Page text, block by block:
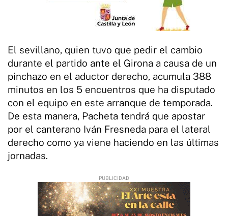
El sevillano, quien tuvo que pedir el cambio
durante el partido ante el Girona a causa de un
pinchazo en el aductor derecho, acumula 388
minutos en los 5 encuentros que ha disputado
con el equipo en este arranque de temporada.
De esta manera, Pacheta tendrá que apostar
por el canterano Iván Fresneda para el lateral
derecho como ya viene haciendo en las últimas
jornadas.